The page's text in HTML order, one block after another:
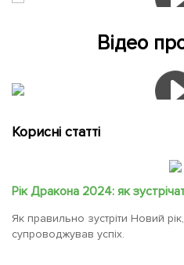
Відео
Корисні статті
Рік Дракона 2024: як
Як правильно зустріти Новий
супроводжував успіх.